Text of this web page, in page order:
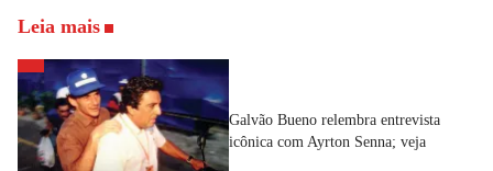
Leia mais
Galvão Bueno relembra entrevista
icônica com Ayrton Senna; veja